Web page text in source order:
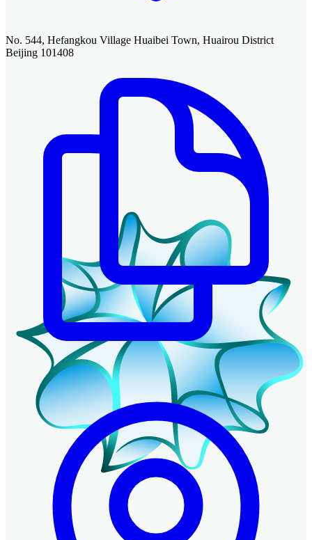
No. 544, Hefangkou Village Huaibei Town, Huairou District
Beijing 101408